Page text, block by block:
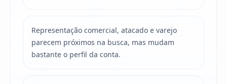
Representação comercial, atacado e varejo
parecem próximos na busca, mas mudam
bastante o perfil da conta.